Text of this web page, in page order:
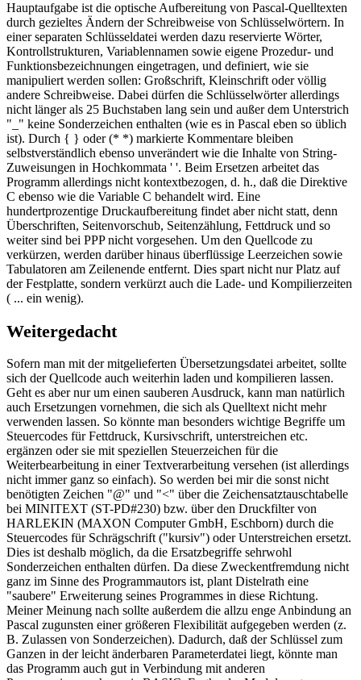
Hauptaufgabe ist die optische Aufbereitung von Pascal-Quelltexten
durch gezieltes Ändern der Schreibweise von Schlüsselwörtern. In
einer separaten Schlüsseldatei werden dazu reservierte Wörter,
Kontrollstrukturen, Variablennamen sowie eigene Prozedur- und
Funktionsbezeichnungen eingetragen, und definiert, wie sie
manipuliert werden sollen: Großschrift, Kleinschrift oder völlig
andere Schreibweise. Dabei dürfen die Schlüsselwörter allerdings
nicht länger als 25 Buchstaben lang sein und außer dem Unterstrich
"_" keine Sonderzeichen enthalten (wie es in Pascal eben so üblich
ist). Durch { } oder (* *) markierte Kommentare bleiben
selbstverständlich ebenso unverändert wie die Inhalte von String-
Zuweisungen in Hochkommata ' '. Beim Ersetzen arbeitet das
Programm allerdings nicht kontextbezogen, d. h., daß die Direktive
C ebenso wie die Variable C behandelt wird. Eine
hundertprozentige Druckaufbereitung findet aber nicht statt, denn
Überschriften, Seitenvorschub, Seitenzählung, Fettdruck und so
weiter sind bei PPP nicht vorgesehen. Um den Quellcode zu
verkürzen, werden darüber hinaus überflüssige Leerzeichen sowie
Tabulatoren am Zeilenende entfernt. Dies spart nicht nur Platz auf
der Festplatte, sondern verkürzt auch die Lade- und Kompilierzeiten
( ... ein wenig).
Weitergedacht
Sofern man mit der mitgelieferten Übersetzungsdatei arbeitet, sollte
sich der Quellcode auch weiterhin laden und kompilieren lassen.
Geht es aber nur um einen sauberen Ausdruck, kann man natürlich
auch Ersetzungen vornehmen, die sich als Quelltext nicht mehr
verwenden lassen. So könnte man besonders wichtige Begriffe um
Steuercodes für Fettdruck, Kursivschrift, unterstreichen etc.
ergänzen oder sie mit speziellen Steuerzeichen für die
Weiterbearbeitung in einer Textverarbeitung versehen (ist allerdings
nicht immer ganz so einfach). So werden bei mir die sonst nicht
benötigten Zeichen "@" und "<" über die Zeichensatztauschtabelle
bei MINITEXT (ST-PD#230) bzw. über den Druckfilter von
HARLEKIN (MAXON Computer GmbH, Eschborn) durch die
Steuercodes für Schrägschrift ("kursiv") oder Unterstreichen ersetzt.
Dies ist deshalb möglich, da die Ersatzbegriffe sehrwohl
Sonderzeichen enthalten dürfen. Da diese Zweckentfremdung nicht
ganz im Sinne des Programmautors ist, plant Distelrath eine
"saubere" Erweiterung seines Programmes in diese Richtung.
Meiner Meinung nach sollte außerdem die allzu enge Anbindung an
Pascal zugunsten einer größeren Flexibilität aufgegeben werden (z.
B. Zulassen von Sonderzeichen). Dadurch, daß der Schlüssel zum
Ganzen in der leicht änderbaren Parameterdatei liegt, könnte man
das Programm auch gut in Verbindung mit anderen